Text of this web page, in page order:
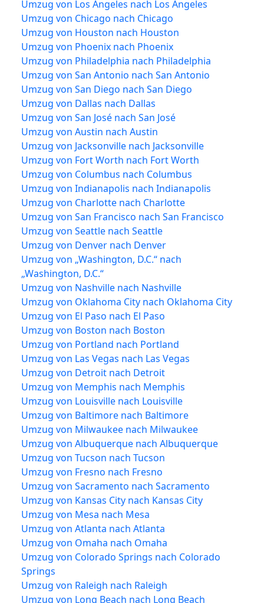
Umzug von Los Angeles nach Los Angeles
Umzug von Chicago nach Chicago
Umzug von Houston nach Houston
Umzug von Phoenix nach Phoenix
Umzug von Philadelphia nach Philadelphia
Umzug von San Antonio nach San Antonio
Umzug von San Diego nach San Diego
Umzug von Dallas nach Dallas
Umzug von San José nach San José
Umzug von Austin nach Austin
Umzug von Jacksonville nach Jacksonville
Umzug von Fort Worth nach Fort Worth
Umzug von Columbus nach Columbus
Umzug von Indianapolis nach Indianapolis
Umzug von Charlotte nach Charlotte
Umzug von San Francisco nach San Francisco
Umzug von Seattle nach Seattle
Umzug von Denver nach Denver
Umzug von „Washington, D.C.“ nach
„Washington, D.C.“
Umzug von Nashville nach Nashville
Umzug von Oklahoma City nach Oklahoma City
Umzug von El Paso nach El Paso
Umzug von Boston nach Boston
Umzug von Portland nach Portland
Umzug von Las Vegas nach Las Vegas
Umzug von Detroit nach Detroit
Umzug von Memphis nach Memphis
Umzug von Louisville nach Louisville
Umzug von Baltimore nach Baltimore
Umzug von Milwaukee nach Milwaukee
Umzug von Albuquerque nach Albuquerque
Umzug von Tucson nach Tucson
Umzug von Fresno nach Fresno
Umzug von Sacramento nach Sacramento
Umzug von Kansas City nach Kansas City
Umzug von Mesa nach Mesa
Umzug von Atlanta nach Atlanta
Umzug von Omaha nach Omaha
Umzug von Colorado Springs nach Colorado
Springs
Umzug von Raleigh nach Raleigh
Umzug von Long Beach nach Long Beach